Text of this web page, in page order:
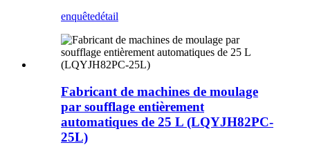
enquêtedétail
Fabricant de machines de moulage
par soufflage entièrement
automatiques de 25 L (LQYJH82PC-
25L)